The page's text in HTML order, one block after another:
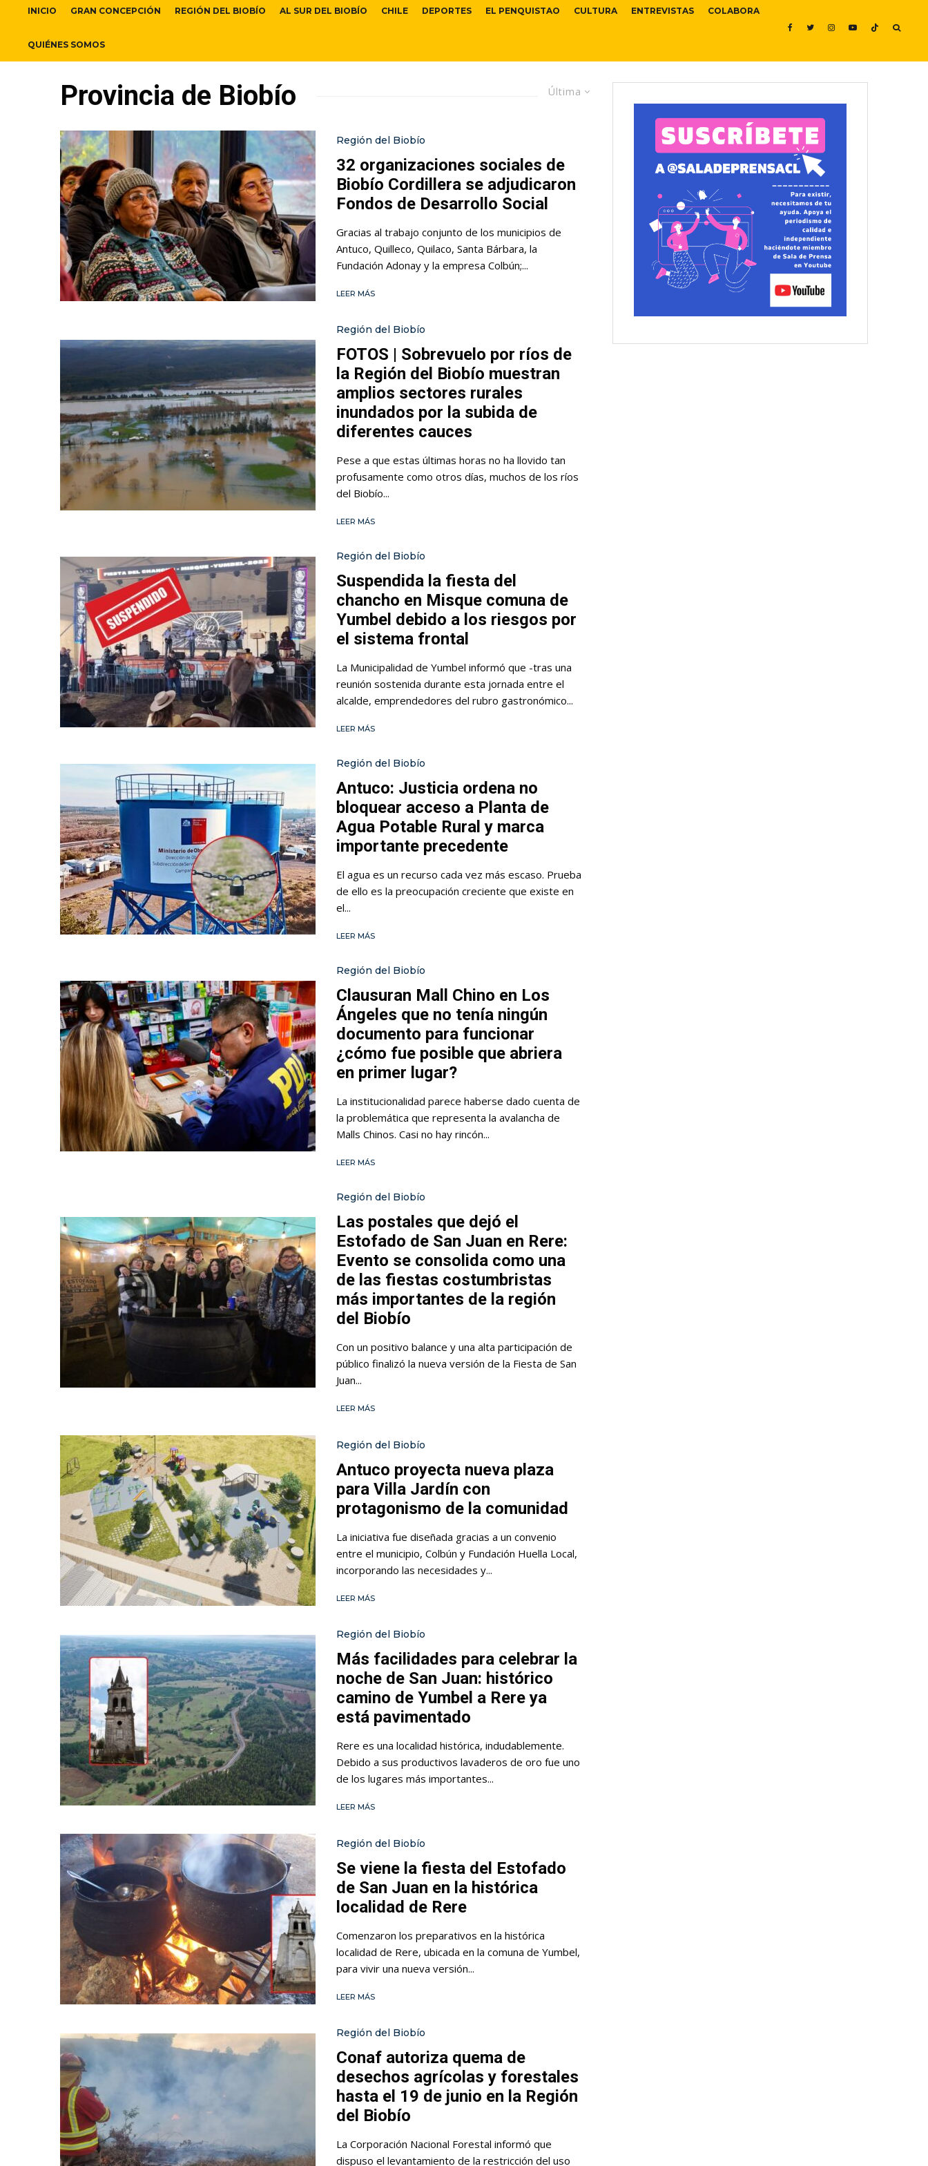
INICIO GRAN CONCEPCIÓN REGIÓN DEL BIOBÍO AL SUR DEL BIOBÍO CHILE DEPORTES EL PENQUISTAO CULTURA ENTREVISTAS COLABORA
QUIÉNES SOMOS
Última
Provincia de Biobío
Región del Biobío
32 organizaciones sociales de
Biobío Cordillera se adjudicaron
Fondos de Desarrollo Social
Gracias al trabajo conjunto de los municipios de
Antuco, Quilleco, Quilaco, Santa Bárbara, la
Fundación Adonay y la empresa Colbún;...
LEER MÁS
Región del Biobío
FOTOS | Sobrevuelo por ríos de
la Región del Biobío muestran
amplios sectores rurales
inundados por la subida de
diferentes cauces
Pese a que estas últimas horas no ha llovido tan
profusamente como otros días, muchos de los ríos
del Biobío...
LEER MÁS
Región del Biobío
Suspendida la fiesta del
chancho en Misque comuna de
Yumbel debido a los riesgos por
el sistema frontal
La Municipalidad de Yumbel informó que -tras una
reunión sostenida durante esta jornada entre el
alcalde, emprendedores del rubro gastronómico...
LEER MÁS
Región del Biobío
Antuco: Justicia ordena no
bloquear acceso a Planta de
Agua Potable Rural y marca
importante precedente
El agua es un recurso cada vez más escaso. Prueba
de ello es la preocupación creciente que existe en
el...
LEER MÁS
Región del Biobío
Clausuran Mall Chino en Los
Ángeles que no tenía ningún
documento para funcionar
¿cómo fue posible que abriera
en primer lugar?
La institucionalidad parece haberse dado cuenta de
la problemática que representa la avalancha de
Malls Chinos. Casi no hay rincón...
LEER MÁS
Región del Biobío
Las postales que dejó el
Estofado de San Juan en Rere:
Evento se consolida como una
de las fiestas costumbristas
más importantes de la región
del Biobío
Con un positivo balance y una alta participación de
público finalizó la nueva versión de la Fiesta de San
Juan...
LEER MÁS
Región del Biobío
Antuco proyecta nueva plaza
para Villa Jardín con
protagonismo de la comunidad
La iniciativa fue diseñada gracias a un convenio
entre el municipio, Colbún y Fundación Huella Local,
incorporando las necesidades y...
LEER MÁS
Región del Biobío
Más facilidades para celebrar la
noche de San Juan: histórico
camino de Yumbel a Rere ya
está pavimentado
Rere es una localidad histórica, indudablemente.
Debido a sus productivos lavaderos de oro fue uno
de los lugares más importantes...
LEER MÁS
Región del Biobío
Se viene la fiesta del Estofado
de San Juan en la histórica
localidad de Rere
Comenzaron los preparativos en la histórica
localidad de Rere, ubicada en la comuna de Yumbel,
para vivir una nueva versión...
LEER MÁS
Región del Biobío
Conaf autoriza quema de
desechos agrícolas y forestales
hasta el 19 de junio en la Región
del Biobío
La Corporación Nacional Forestal informó que
dispuso el levantamiento de la restricción del uso